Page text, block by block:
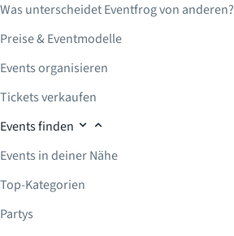
Was unterscheidet Eventfrog von anderen?
Preise & Eventmodelle
Events organisieren
Tickets verkaufen
Events finden
Events in deiner Nähe
Top-Kategorien
Partys